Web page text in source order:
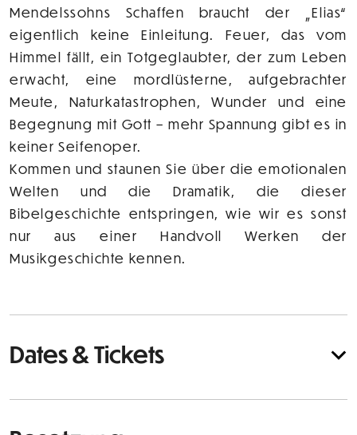
Mendelssohns Schaffen braucht der „Elias“
eigentlich keine Einleitung. Feuer, das vom
Himmel fällt, ein Totgeglaubter, der zum Leben
erwacht, eine mordlüsterne, aufgebrachter
Meute, Naturkatastrophen, Wunder und eine
Begegnung mit Gott – mehr Spannung gibt es in
keiner Seifenoper.
Kommen und staunen Sie über die emotionalen
Welten und die Dramatik, die dieser
Bibelgeschichte entspringen, wie wir es sonst
nur aus einer Handvoll Werken der
Musikgeschichte kennen.
Dates & Tickets